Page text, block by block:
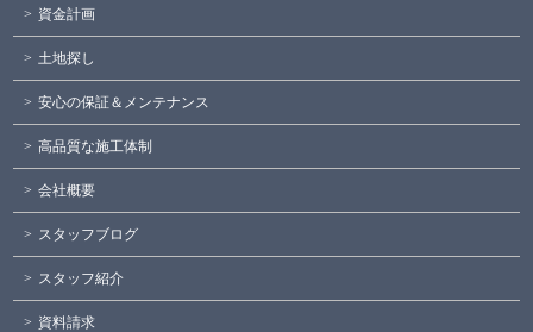
資金計画
土地探し
安心の保証＆メンテナンス
高品質な施工体制
会社概要
スタッフブログ
スタッフ紹介
資料請求